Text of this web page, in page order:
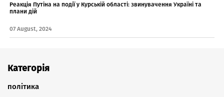
Реакція Путіна на події у Курській області: звинувачення Україні та
плани дій
07 August, 2024
Категорія
політика